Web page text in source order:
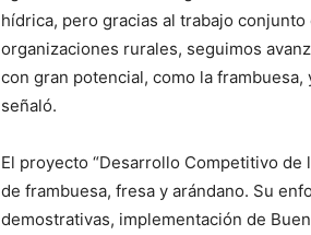
hídrica, pero gracias al trabajo
organizaciones rurales, seguimos
con gran potencial, como la
señaló.
El proyecto “Desarrollo Competitivo
de frambuesa, fresa y arándano. Su
demostrativas, implementación de